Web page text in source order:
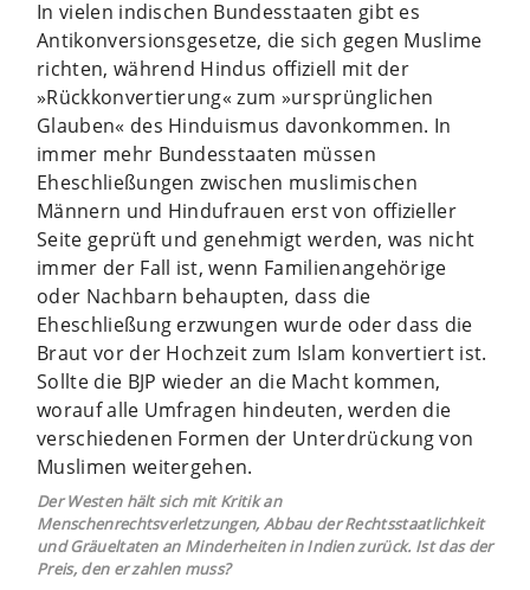
In vielen indischen Bundesstaaten gibt es
Antikonversionsgesetze, die sich gegen Muslime
richten, während Hindus offiziell mit der
»Rückkonvertierung« zum »ursprünglichen
Glauben« des Hinduismus davonkommen. In
immer mehr Bundesstaaten müssen
Eheschließungen zwischen muslimischen
Männern und Hindufrauen erst von offizieller
Seite geprüft und genehmigt werden, was nicht
immer der Fall ist, wenn Familienangehörige
oder Nachbarn behaupten, dass die
Eheschließung erzwungen wurde oder dass die
Braut vor der Hochzeit zum Islam konvertiert ist.
Sollte die BJP wieder an die Macht kommen,
worauf alle Umfragen hindeuten, werden die
verschiedenen Formen der Unterdrückung von
Muslimen weitergehen.
Der Westen hält sich mit Kritik an
Menschenrechtsverletzungen, Abbau der Rechtsstaatlichkeit
und Gräueltaten an Minderheiten in Indien zurück. Ist das der
Preis, den er zahlen muss?